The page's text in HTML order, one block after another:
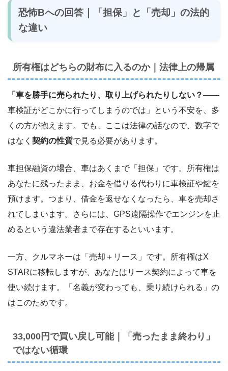
恐怖Bへの回答｜「担保」と「売却」の法的
な違い
所有権はどちらの財布に入るのか｜法律上の帰属
「車を勝手に売られたり、取り上げられたりしない？――
車検証がどこかに行ってしまうのでは」という不安を、多
くの方が抱えます。でも、ここは法律の話なので、数字で
はなく 契約の性質で見る必要があります。
車担保融資の場合、車はあくまで「担保」です。所有権は
あなたに残ったまま、お金を借りる代わりに車検証や鍵を
預けます。つまり、借金を返せなくなったら、車を売却さ
れてしまいます。さらには、GPS遠隔操作でエンジンを止
めるという違法業者まで存在するといいます。
一方、クルマネーは「売却＋リース」です。所有権はX
STARに移転しますが、あなたはリース契約によって車を
使い続けます。「名義が変わっても、乗り続けられる」の
はこのためです。
33,000円で買い戻し可能｜「売ったまま終わり」
ではない循環